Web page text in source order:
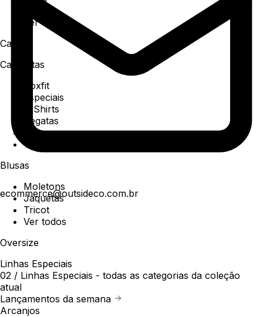
ecommerce@outsideco.com.br
Ver todos
Camisa
Camisetas
Boxfit
Especiais
T-Shirts
Regatas
Polo
Ver todos
Blusas
Moletons
Jaquetas
Tricot
Ver todos
Oversize
Linhas Especiais
02 / Linhas Especiais - todas as categorias da coleção
atual
Lançamentos da semana
Arcanjos